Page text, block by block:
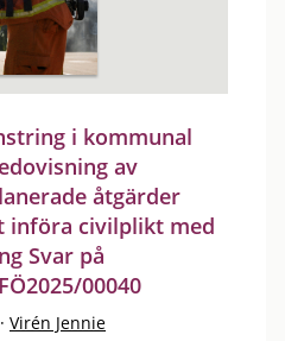
i kommunal
av
åtgärder
införa civilplikt med
Svar på
00040
· Virén Jennie